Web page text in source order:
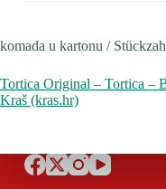
komada u kartonu /
Tortica Original – Tortica –
Kraš (kras.hr)